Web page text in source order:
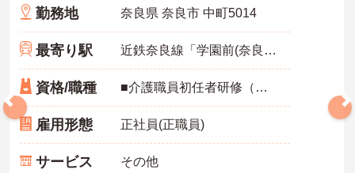
勤務地 奈良県 奈良市 中町5014
最寄り駅 近鉄奈良線「学園前(奈良)駅」バス・車20分
資格/職種 ■介護職員初任者研修（ホームヘルパー2級）以上の資格 ■普通自動車運転免除（AT可） ※経験不問
雇用形態 正社員(正職員)
サービス その他